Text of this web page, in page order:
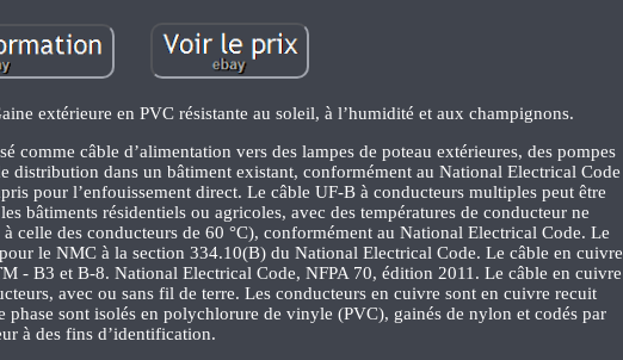
extérieure en PVC résistante au soleil, à l’humidité et aux champignons.
câble d’alimentation vers des lampes de poteau extérieures, des pompes
distribution dans un bâtiment existant, conformément au National Electrical Code
pour l’enfouissement direct. Le câble UF-B à conducteurs multiples peut être
bâtiments résidentiels ou agricoles, avec des températures de conducteur ne
celle des conducteurs de 60 °C), conformément au National Electrical Code. Le
le NMC à la section 334.10(B) du National Electrical Code. Le câble en cuivre
- B3 et B-8. National Electrical Code, NFPA 70, édition 2011. Le câble en cuivre
avec ou sans fil de terre. Les conducteurs en cuivre sont en cuivre recuit
sont isolés en polychlorure de vinyle (PVC), gainés de nylon et codés par
à des fins d’identification.